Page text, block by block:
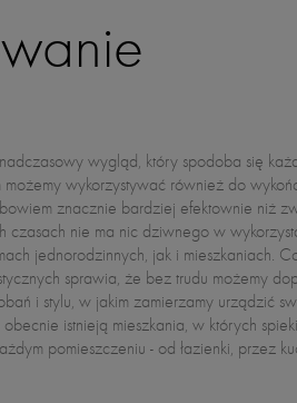
wygląd, który spodoba się
wykorzystywać również do
znacznie bardziej efektownie niż
czasach nie ma nic dziwnego w
jednorodzinnych, jak i mieszkaniach.
sprawia, że bez trudu możemy
i stylu, w jakim zamierzamy urządzić